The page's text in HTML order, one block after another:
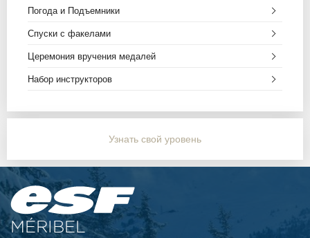
Погода и Подъемники
Спуски с факелами
Церемония вручения медалей
Набор инструкторов
Узнать свой уровень
MÉRIBEL